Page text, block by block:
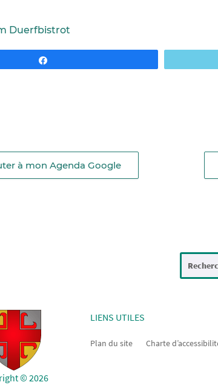
Duerfbistrot
à mon Agenda Google
© 2026
LIENS UTILES
Plan du site Charte